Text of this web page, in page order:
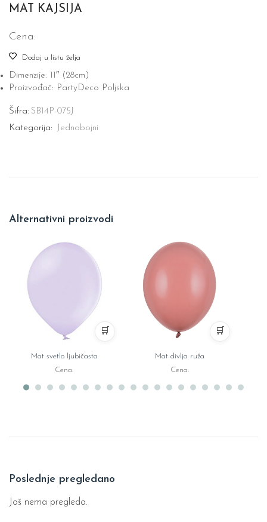
MAT KAJSIJA
Cena:
Dodaj u listu želja
Dimenzije: 11″ (28cm)
Proizvođač: PartyDeco Poljska
Šifra: SB14P-075J
Kategorija:
Jednobojni
Alternativni proizvodi
🛒
Mat svetlo ljubičasta
Cena:
🛒
Mat divlja ruža
Cena:
Poslednje pregledano
Još nema pregleda.